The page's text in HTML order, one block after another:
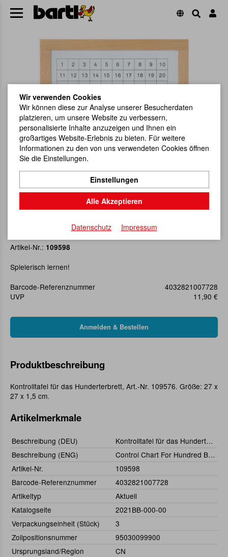
Kontrolltafel für das Hunderterbrett
Artikel-Nr.: 109598
Spielerisch lernen!
Barcode-Referenznummer
4032821007728
UVP
11,90 €
Produktbeschreibung
Kontrolltafel für das Hunderterbrett, Art.-Nr. 109576. Größe: 27 x
27 x 1,5 cm.
Artikelmerkmale
Beschreibung (DEU)
Kontrolltafel für das Hunderterbrett
Beschreibung (ENG)
Control Chart For Hundred Board
Artikel-Nr.
109598
Barcode-Referenznummer
4032821007728
Artikeltyp
Aktuell
Katalogseite
2021BB-000-00
Verpackungseinheit (Stück)
3
Zollpositionsnummer
95030099900
Ursprungsland/Region
CN
Wir verwenden Cookies
Wir können diese zur Analyse unserer Besucherdaten
platzieren, um unsere Website zu verbessern,
personalisierte Inhalte anzuzeigen und Ihnen ein
großartiges Website-Erlebnis zu bieten. Für weitere
Informationen zu den von uns verwendeten Cookies öffnen
Sie die Einstellungen.
Einstellungen
Alle Akzeptieren
Datenschutz Impressum